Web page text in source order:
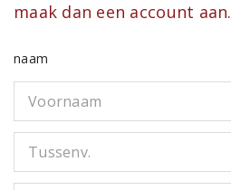
maak dan een account aan.
naam